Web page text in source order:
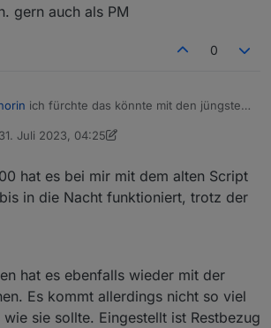
prüfe ich das? Ich habe Protobuf und
nicht decodiert.
gern auch als PM
0
ich fürchte das könnte mit den jüngsten
keine gemacht, weil ich das befürchtet
bitte mal mit Debug : true kurz loggen und
31. Juli 2023, 04:25
von Dreffi
hat es bei mir mit dem alten Script
in die Nacht funktioniert, trotz der
hat es ebenfalls wieder mit der
Es kommt allerdings nicht so viel
sie sollte. Eingestellt ist Restbezug